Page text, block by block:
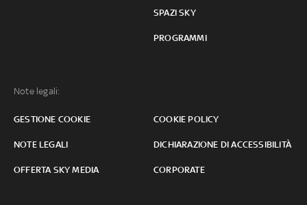
SPAZI SKY
PROGRAMMI
Note legali:
GESTIONE COOKIE COOKIE POLICY
NOTE LEGALI DICHIARAZIONE DI ACCESSIBILITÀ
OFFERTA SKY MEDIA CORPORATE